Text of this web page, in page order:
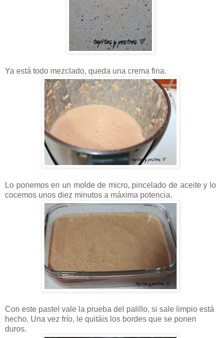
Ya está todo mezclado, queda una crema fina.
Lo ponemos en un molde de micro, pincelado de aceite y lo
cocemos unos diez minutos a máxima potencia.
Con este pastel vale la prueba del palillo, si sale limpio está
hecho. Una vez frío, le quitáis los bordes que se ponen
duros.